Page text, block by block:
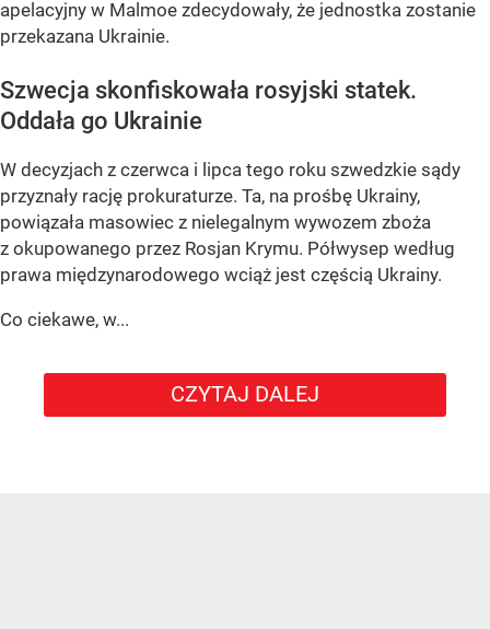
apelacyjny w Malmoe zdecydowały, że jednostka zostanie
przekazana Ukrainie.
Szwecja skonfiskowała rosyjski statek.
Oddała go Ukrainie
W decyzjach z czerwca i lipca tego roku szwedzkie sądy
przyznały rację prokuraturze. Ta, na prośbę Ukrainy,
powiązała masowiec z nielegalnym wywozem zboża
z okupowanego przez Rosjan Krymu. Półwysep według
prawa międzynarodowego wciąż jest częścią Ukrainy.
Co ciekawe, w...
CZYTAJ DALEJ